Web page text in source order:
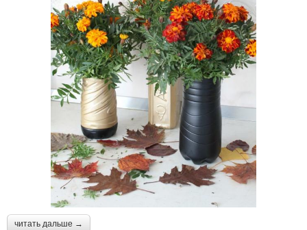
читать дальше →